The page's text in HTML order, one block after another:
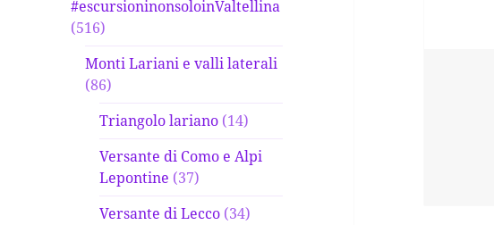
#escursioninonsoloinValtellina
(516)
Monti Lariani e valli laterali
(86)
Triangolo lariano (14)
Versante di Como e Alpi
Lepontine (37)
Versante di Lecco (34)